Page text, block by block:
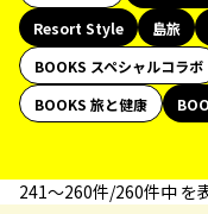
Resort Style
島旅
BOOKS スペシャルコラボ
BOOKS 旅と健康
241〜260件/260件中 を